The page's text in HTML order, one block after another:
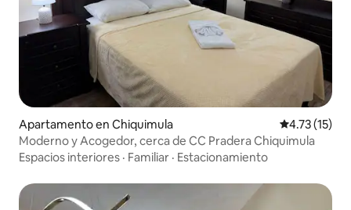
Apartamento en Chiquimula Calificación
4.73 (15)
Moderno y Acogedor, cerca de CC Pradera Chiquimula
Espacios interiores · Familiar · Estacionamiento